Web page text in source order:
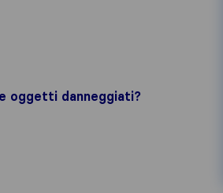
oggetti danneggiati?